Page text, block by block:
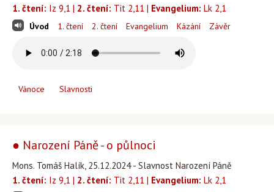
1. čtení: Iz 9,1 | 2. čtení: Tit 2,11 | Evangelium: Lk 2,1
Úvod 1. čtení 2. čtení Evangelium Kázání Závěr
Vánoce Slavnosti
● Narození Páně - o půlnoci
Mons. Tomáš Halík, 25.12.2024 - Slavnost Narození Páně
1. čtení: Iz 9,1 | 2. čtení: Tit 2,11 | Evangelium: Lk 2,1